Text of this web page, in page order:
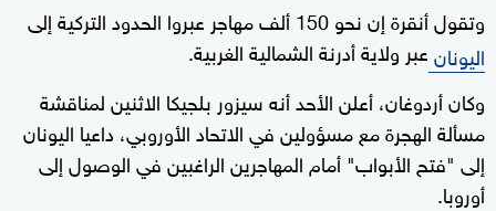
وتقول أنقرة إن نحو 150 ألف مهاجر عبروا الحدود التركية إلى
اليونانعبر ولاية أدرنة الشمالية الغربية.
وكان أردوغان، أعلن الأحد أنه سيزور بلجيكا الاثنين لمناقشة
مسألة الهجرة مع مسؤولين في الاتحاد الأوروبي، داعيا اليونان
إلى "فتح الأبواب" أمام المهاجرين الراغبين في الوصول إلى
أوروبا.